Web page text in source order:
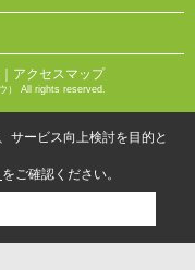
｜アクセスマップ
） All rights reserved.
サービス向上検討を目的と
をご確認ください。